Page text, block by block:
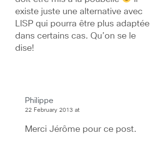
existe juste une alternative avec
LISP qui pourra être plus adaptée
dans certains cas. Qu’on se le
dise!
Philippe
22 February 2013 at
Merci Jérôme pour ce post.